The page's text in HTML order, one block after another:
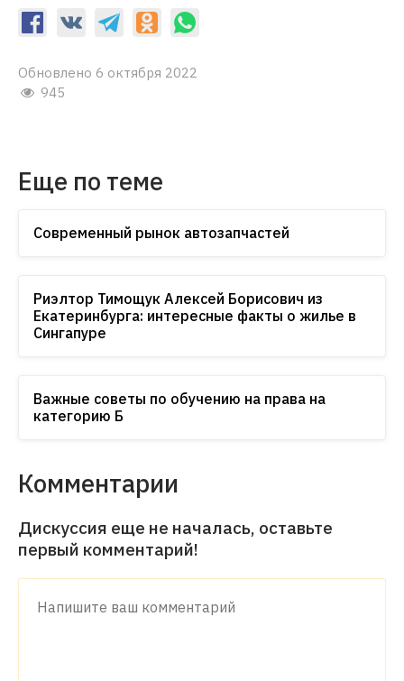
Обновлено 6 октября 2022
945
Еще по теме
Современный рынок автозапчастей
Риэлтор Тимощук Алексей Борисович из
Екатеринбурга: интересные факты о жилье в
Сингапуре
Важные советы по обучению на права на
категорию Б
Комментарии
Дискуссия еще не началась, оставьте
первый комментарий!